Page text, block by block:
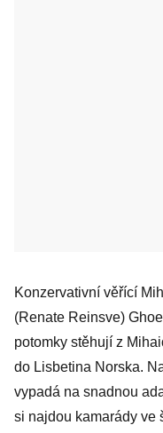
Konzervativní věřící
(Renate Reinsve)
potomky stěhují z
do Lisbetina Norska.
vypadá na snadnou
si najdou kamarády ve